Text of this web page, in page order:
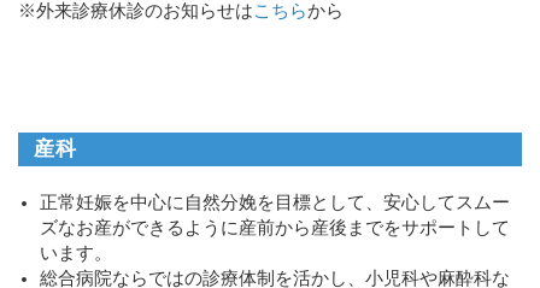
※外来診療休診のお知らせはこちらから
産科
正常妊娠を中心に自然分娩を目標として、安心してスムー
ズなお産ができるように産前から産後までをサポートして
います。
総合病院ならではの診療体制を活かし、小児科や麻酔科な